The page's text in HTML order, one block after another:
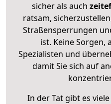
sicher als auch
ratsam,
Straßensperrungen
ist. Keine Sorgen,
Spezialisten und
damit Sie sich auf
In der Tat gibt es